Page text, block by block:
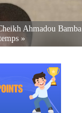
Ahmadou Bamba
»